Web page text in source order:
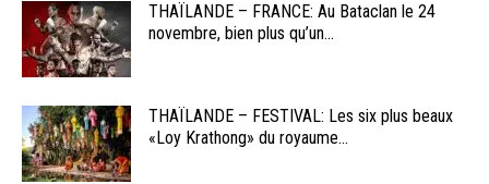
THAÏLANDE – FRANCE: Au Bataclan le 24
novembre, bien plus qu’un...
THAÏLANDE – FESTIVAL: Les six plus beaux
«Loy Krathong» du royaume...